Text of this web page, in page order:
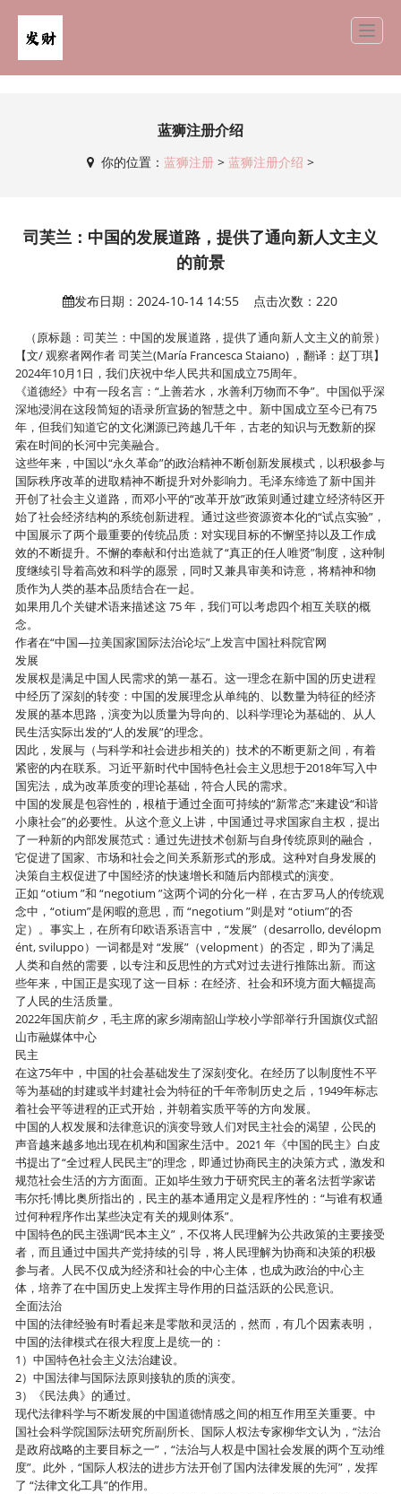
蓝狮注册介绍
你的位置： 蓝狮注册> 蓝狮注册介绍 >
司芙兰：中国的发展道路，提供了通向新人文主义
的前景
发布日期：2024-10-14 14:55 点击次数：220
（原标题：司芙兰：中国的发展道路，提供了通向新人文主义的前景）
【文/ 观察者网作者 司芙兰(María Francesca Staiano) ，翻译：赵丁琪】
2024年10月1日，我们庆祝中华人民共和国成立75周年。
《道德经》中有一段名言：“上善若水，水善利万物而不争”。中国似乎深
深地浸润在这段简短的语录所宣扬的智慧之中。新中国成立至今已有75
年，但我们知道它的文化渊源已跨越几千年，古老的知识与无数新的探
索在时间的长河中完美融合。
这些年来，中国以“永久革命”的政治精神不断创新发展模式，以积极参与
国际秩序改革的进取精神不断提升对外影响力。毛泽东缔造了新中国并
开创了社会主义道路，而邓小平的“改革开放”政策则通过建立经济特区开
始了社会经济结构的系统创新进程。通过这些资源资本化的“试点实验”，
中国展示了两个最重要的传统品质：对实现目标的不懈坚持以及工作成
效的不断提升。不懈的奉献和付出造就了“真正的任人唯贤”制度，这种制
度继续引导着高效和科学的愿景，同时又兼具审美和诗意，将精神和物
质作为人类的基本品质结合在一起。
如果用几个关键术语来描述这 75 年，我们可以考虑四个相互关联的概
念。
作者在“中国—拉美国家国际法治论坛”上发言中国社科院官网
发展
发展权是满足中国人民需求的第一基石。这一理念在新中国的历史进程
中经历了深刻的转变：中国的发展理念从单纯的、以数量为特征的经济
发展的基本思路，演变为以质量为导向的、以科学理论为基础的、从人
民生活实际出发的“人的发展”的理念。
因此，发展与（与科学和社会进步相关的）技术的不断更新之间，有着
紧密的内在联系。习近平新时代中国特色社会主义思想于2018年写入中
国宪法，成为改革质变的理论基础，符合人民的需求。
中国的发展是包容性的，根植于通过全面可持续的“新常态”来建设“和谐
小康社会”的必要性。从这个意义上讲，中国通过寻求国家自主权，提出
了一种新的内部发展范式：通过先进技术创新与自身传统原则的融合，
它促进了国家、市场和社会之间关系新形式的形成。这种对自身发展的
决策自主权促进了中国经济的快速增长和随后内部模式的演变。
正如 “otium ”和 “negotium ”这两个词的分化一样，在古罗马人的传统观
念中，“otium”是闲暇的意思，而 “negotium ”则是对 “otium”的否
定）。事实上，在所有印欧语系语言中，“发展”（desarrollo, devélopm
ént, sviluppo）一词都是对 “发展”（velopment）的否定，即为了满足
人类和自然的需要，以专注和反思性的方式对过去进行推陈出新。而这
些年来，中国正是实现了这一目标：在经济、社会和环境方面大幅提高
了人民的生活质量。
2022年国庆前夕，毛主席的家乡湖南韶山学校小学部举行升国旗仪式韶
山市融媒体中心
民主
在这75年中，中国的社会基础发生了深刻变化。在经历了以制度性不平
等为基础的封建或半封建社会为特征的千年帝制历史之后，1949年标志
着社会平等进程的正式开始，并朝着实质平等的方向发展。
中国的人权发展和法律意识的演变导致人们对民主社会的渴望，公民的
声音越来越多地出现在机构和国家生活中。2021 年《中国的民主》白皮
书提出了“全过程人民民主”的理念，即通过协商民主的决策方式，激发和
规范社会生活的方方面面。正如毕生致力于研究民主的著名法哲学家诺
韦尔托·博比奥所指出的，民主的基本通用定义是程序性的：“与谁有权通
过何种程序作出某些决定有关的规则体系”。
中国特色的民主强调“民本主义”，不仅将人民理解为公共政策的主要接受
者，而且通过中国共产党持续的引导，将人民理解为协商和决策的积极
参与者。人民不仅成为经济和社会的中心主体，也成为政治的中心主
体，培养了在中国历史上发挥主导作用的日益活跃的公民意识。
全面法治
中国的法律经验有时看起来是零散和灵活的，然而，有几个因素表明，
中国的法律模式在很大程度上是统一的：
1）中国特色社会主义法治建设。
2）中国法律与国际法原则接轨的质的演变。
3）《民法典》的通过。
现代法律科学与不断发展的中国道德情感之间的相互作用至关重要。中
国社会科学院国际法研究所副所长、国际人权法专家柳华文认为，“法治
是政府战略的主要目标之一”，“法治与人权是中国社会发展的两个互动维
度”。此外，“国际人权法的进步方法开创了国内法律发展的先河”，发挥
了 “法律文化工具”的作用。